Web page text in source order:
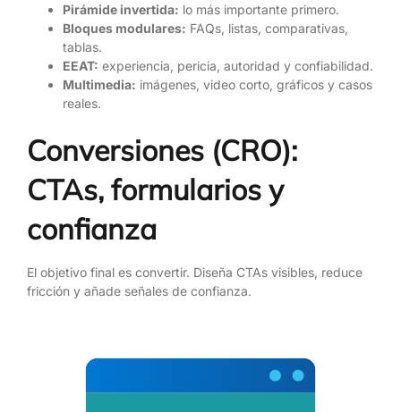
Pirámide invertida: lo más importante primero.
Bloques modulares: FAQs, listas, comparativas,
tablas.
EEAT: experiencia, pericia, autoridad y confiabilidad.
Multimedia: imágenes, video corto, gráficos y casos
reales.
Conversiones (CRO):
CTAs, formularios y
confianza
El objetivo final es convertir. Diseña CTAs visibles, reduce
fricción y añade señales de confianza.